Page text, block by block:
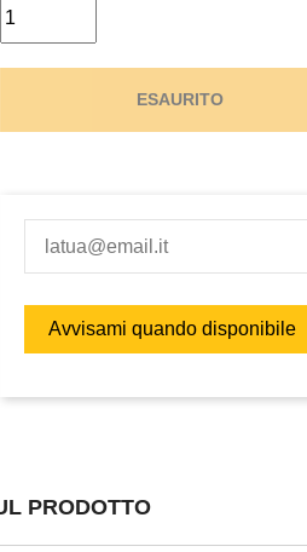
ESAURITO
PRODOTTO